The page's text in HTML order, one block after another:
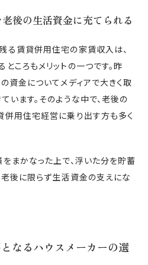
後の生活資金に充てられる
る賃貸併用住宅の家賃収入は、
ころもメリットの一つです。昨
資金についてメディアで大きく取
います。そのような中で、老後の
併用住宅経営に乗り出す方も多く
まかなった上で、浮いた分を貯蓄
後に限らず生活資金の支えにな
なるハウスメーカーの選